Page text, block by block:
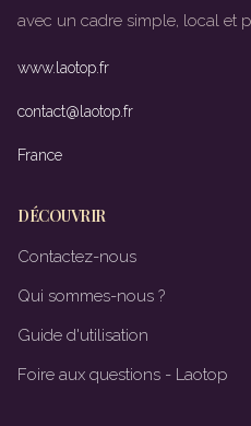
avec un cadre simple, local et
www.laotop.fr
contact@laotop.fr
France
DÉCOUVRIR
Contactez-nous
Qui sommes-nous ?
Guide d'utilisation
Foire aux questions - Laotop